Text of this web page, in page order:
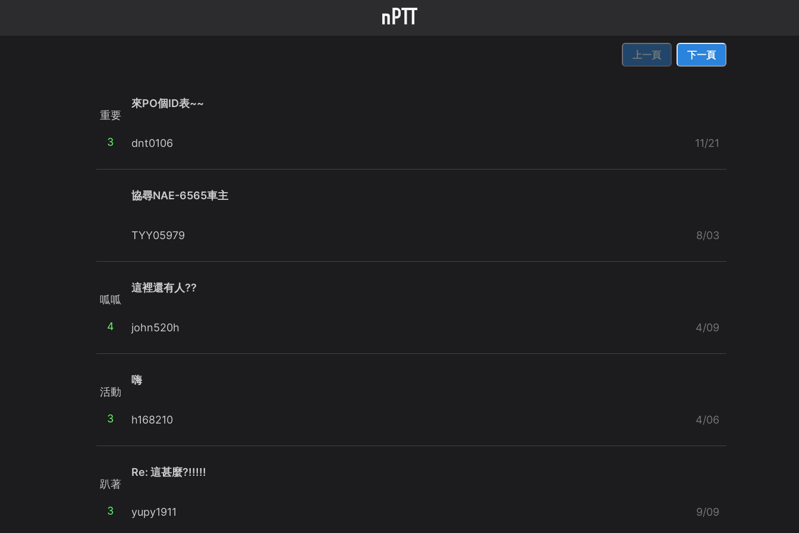
上一頁 下一頁
重要
3
來PO個ID表~~
dnt0106 11/21
協尋NAE-6565車主
TYY05979 8/03
呱呱
4
這裡還有人??
john520h 4/09
活動
3
嗨
h168210 4/06
趴著
3
Re: 這甚麼?!!!!!
yupy1911 9/09